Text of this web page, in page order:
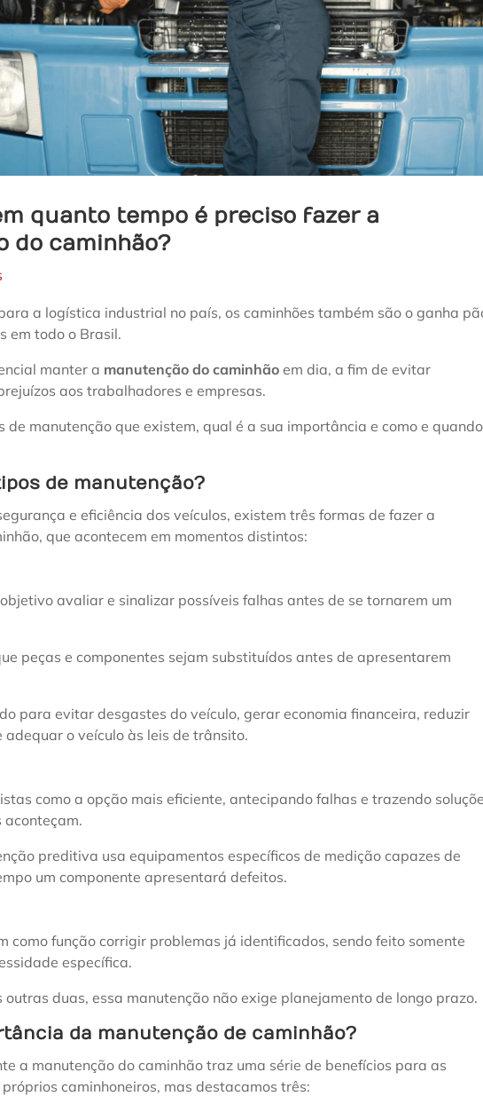
quanto tempo é preciso fazer a
do caminhão?
a logística industrial no país, os caminhões também são o ganha
em todo o Brasil.
manter a manutenção do caminhão em dia, a fim de evitar
aos trabalhadores e empresas.
de manutenção que existem, qual é a sua importância e como e quando
de manutenção?
e eficiência dos veículos, existem três formas de fazer a
que acontecem em momentos distintos:
avaliar e sinalizar possíveis falhas antes de se tornarem um
peças e componentes sejam substituídos antes de apresentarem
para evitar desgastes do veículo, gerar economia financeira, reduzir
adequar o veículo às leis de trânsito.
como a opção mais eficiente, antecipando falhas e trazendo
aconteçam.
preditiva usa equipamentos específicos de medição capazes de
um componente apresentará defeitos.
como função corrigir problemas já identificados, sendo feito somente
específica.
duas, essa manutenção não exige planejamento de longo prazo.
da manutenção de caminhão?
a manutenção do caminhão traz uma série de benefícios para as
caminhoneiros, mas destacamos três: